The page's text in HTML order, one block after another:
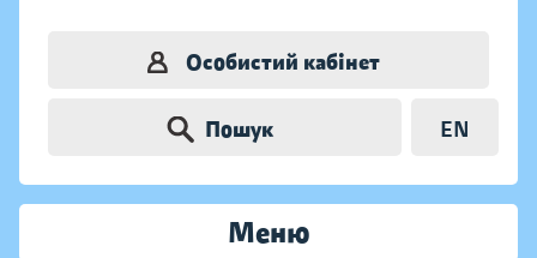
Особистий кабінет
Пошук EN
Меню